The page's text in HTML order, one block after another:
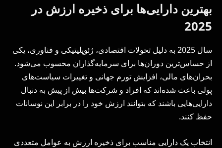
بهترین دارایی‌ها برای ذخیره ارزش در
2025
سال 2025 به دلیل تحولات اقتصادی، ژئوپلیتیکی و فناوری، یکی
از حساس‌ترین دوران‌ها برای سرمایه‌گذاران محسوب می‌شود.
بحران‌های مالی، افزایش تورم جهانی و تغییرات سیاست‌های
پولی باعث شده‌اند که افراد و شرکت‌ها بیش از پیش به دنبال
دارایی‌هایی باشند که بتوانند ارزش خود را در برابر این نوسانات
حفظ کنند.
انتخاب یک دارایی مناسب برای ذخیره ارزش به عوامل متعددی